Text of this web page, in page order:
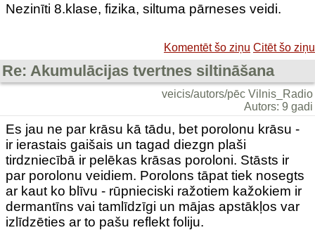
Nezinīti 8.klase, fizika, siltuma pārneses veidi.
Komentēt šo ziņu Citēt šo ziņu
Re: Akumulācijas tvertnes siltināšana
veicis/autors/pēc Vilnis_Radio
Autors: 9 gadi
Es jau ne par krāsu kā tādu, bet porolonu krāsu -
ir ierastais gaišais un tagad diezgn plaši
tirdzniecībā ir pelēkas krāsas poroloni. Stāsts ir
par porolonu veidiem. Porolons tāpat tiek nosegts
ar kaut ko blīvu - rūpnieciski ražotiem kažokiem ir
dermantīns vai tamlīdzīgi un mājas apstākļos var
izlīdzēties ar to pašu reflekt foliju.